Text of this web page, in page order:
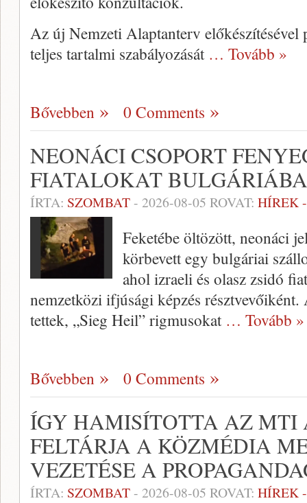
Az új Nemzeti Alaptanterv előkészítésével
teljes tartalmi szabályozását … Tovább »
Bővebben 0 Comments
NEONÁCI CSOPORT
FIATALOKAT
ÍRTA: SZOMBAT- 2026-08-05 ROVAT: HÍREK
Feketébe öltözött, neonáci
körbevett egy bulgáriai
ahol izraeli és olasz zsidó
nemzetközi ifjúsági képzés
tettek, „Sieg Heil” rigmusokat … Tovább »
Bővebben 0 Comments
ÍGY HAMISÍTOTTA AZ MTI
FELTÁRJA A KÖZMÉDIA
VEZETÉSE A
ÍRTA: SZOMBAT- 2026-08-05 ROVAT: HÍREK